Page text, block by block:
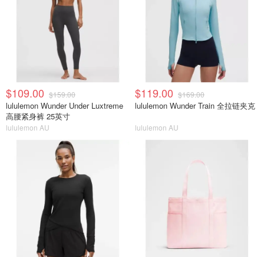
$109.00 $159.00
lululemon Wunder Under Luxtreme
高腰紧身裤 25英寸
lululemon AU
$119.00 $169.00
lululemon Wunder Train 全拉链夹克
lululemon AU